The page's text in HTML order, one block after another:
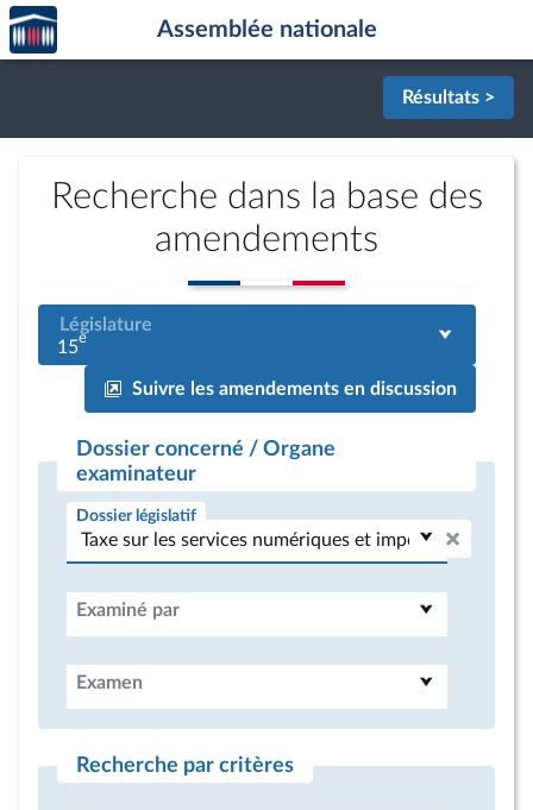
Aller au contenu
Aller en bas de la page
Accèder
à la
page
Assemblée nationale
Résultats >
Recherche dans la base des
amendements
Législature
15e
Suivre les amendements en discussion
Dossier concerné / Organe
examinateur
Dossier législatif
Examiné par
Examen
Recherche par critères